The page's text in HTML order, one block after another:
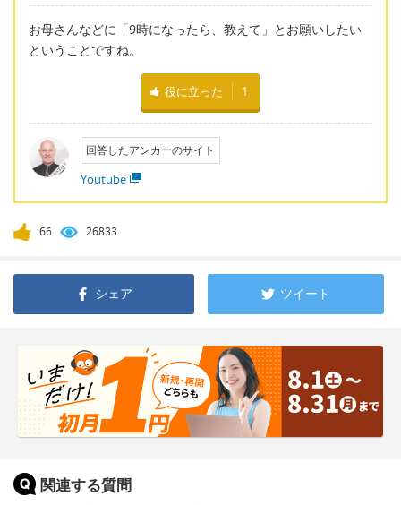
お母さんなどに「9時になったら、教えて」とお願いしたい
ということですね。
役に立った 1
回答したアンカーのサイト
Youtube
66 26833
シェア ツイート
関連する質問